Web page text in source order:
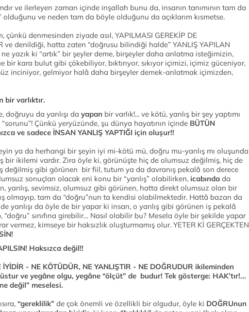
ve ilerleyen zaman içinde inşallah bunu da, insanın tanımının tam da
olduğunu ve neden tam da böyle olduğunu da açıklarım kısmetse.
çünkü denmesinden ziyade asıl, YAPILMASI GEREKİP DE
ve denildiği, hatta zaten “doğrusu bilindiği halde” YANLIŞ YAPILAN
yazık ki “artık” bir şeyler deme, birşeyler daha anlatma isteğimizin,
bir kara bulut gibi çökebiliyor, bıktırıyor, sıkıyor içimizi, içimiz güceniyor,
inciniyor, gelmiyor halâ daha birşeyler demek-anlatmak içimizden,
bir varlıktır.
doğruyu da yanlışı da yapan bir varlık!... ve kötü, yanlış bir şey yaptımı
Çünkü yeryüzünde, şu dünya hayatının içinde BÜTÜN
ve sadece İNSAN YANLIŞ YAPTIĞI için oluşur!!
ya da herhangi bir şeyin iyi mi-kötü mü, doğru mu-yanlış mı oluşunda
bir ikilemi vardır. Zira öyle ki, görünüşte hiç de olumsuz değilmiş, hiç de
değilmiş gibi görünen bir fiil, tutum ya da davranış pekalâ son derece
sonuçları olacak eni konu bir “yanlış” olabilirken, icabında da
yanlış, sevimsiz, olumsuz gibi görünen, hatta direkt olumsuz olan bir
olmayıp, tam da “doğru”nun ta kendisi olabilmektedir. Hattâ bazan da
yanlışı da öyle de bir yapar ki insan, o yanlış gibi görünen iş pekalâ
sınıfına girebilir… Nasıl olabilir bu? Mesela öyle bir şekilde yapar
vermez, kimseye bir haksızlık oluşturmamış olur. YETER Kİ GERÇEKTEN
Haksızca değil!!
İYİDİR - NE KÖTÜDÜR, NE YANLIŞTIR - NE DOĞRUDUR ikileminden
ve yegâne olgu, yegâne “ölçüt” de budur! Tek gösterge: HAK’tır!...
değil” meselesi.
“gereklilik” de çok önemli ve özellikli bir olgudur, öyle ki DOĞRUnun